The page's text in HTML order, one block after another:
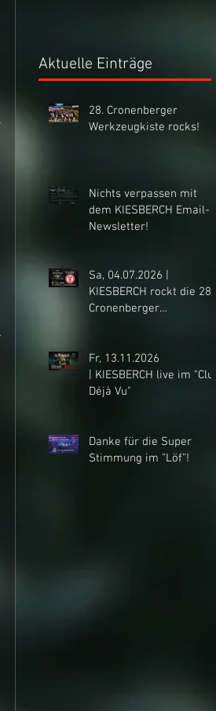
Aktuelle Einträge
28. Cronenberger
Werkzeugkiste rocks!
Nichts verpassen mit
dem KIESBERCH Email-
Newsletter!
Sa, 04.07.2026 |
KIESBERCH rockt die 28.
Cronenberger
Fr, 13.11.2026
| KIESBERCH live im "Club
Déjà Vu"
Danke für die Super
Stimmung im "Löf"!